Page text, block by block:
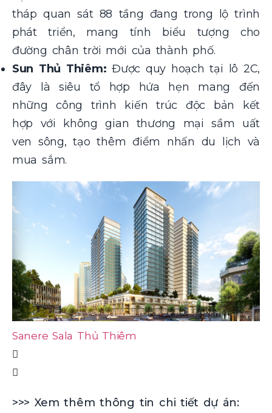
tháp quan sát 88 tầng đang trong lộ trình
phát triển, mang tính biểu tượng cho
đường chân trời mới của thành phố.
Sun Thủ Thiêm: Được quy hoạch tại lô 2C,
đây là siêu tổ hợp hứa hẹn mang đến
những công trình kiến trúc độc bản kết
hợp với không gian thương mại sầm uất
ven sông, tạo thêm điểm nhấn du lịch và
mua sắm.
Sanere Sala Thủ Thiêm
>>> Xem thêm thông tin chi tiết dự án: